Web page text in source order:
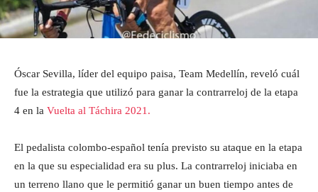
Óscar Sevilla, líder del equipo paisa, Team Medellín, reveló cuál
fue la estrategia que utilizó para ganar la contrarreloj de la etapa
4 en la Vuelta al Táchira 2021.
El pedalista colombo-español tenía previsto su ataque en la etapa
en la que su especialidad era su plus. La contrarreloj iniciaba en
un terreno llano que le permitió ganar un buen tiempo antes de